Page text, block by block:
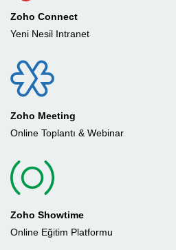
Zoho Connect
Yeni Nesil Intranet
Zoho Meeting
Online Toplantı & Webinar
Zoho Showtime
Online Eğitim Platformu